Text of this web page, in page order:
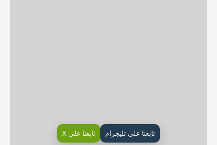
تابعنا على تليجرام تابعنا على X